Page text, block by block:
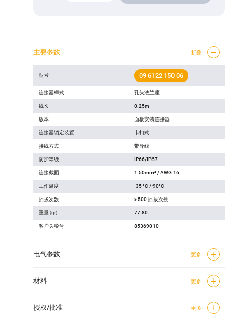
主要参数 折叠
型号 09 6122 150 06
连接器样式 孔头法兰座
线长 0.25m
版本 面板安装连接器
连接器锁定装置 卡扣式
接线方式 带导线
防护等级 IP66/IP67
连接截面 1.50mm² / AWG 16
工作温度 -35 °C / 90°C
插拨次数 > 500 插拔次数
重量 (gr) 77.80
客户关税号 85369010
电气参数 更多
材料 更多
授权/批准 更多